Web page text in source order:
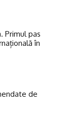
Primul pas
în
de